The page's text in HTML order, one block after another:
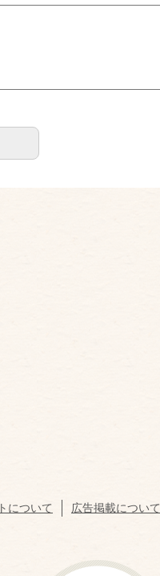
について 広告掲載について